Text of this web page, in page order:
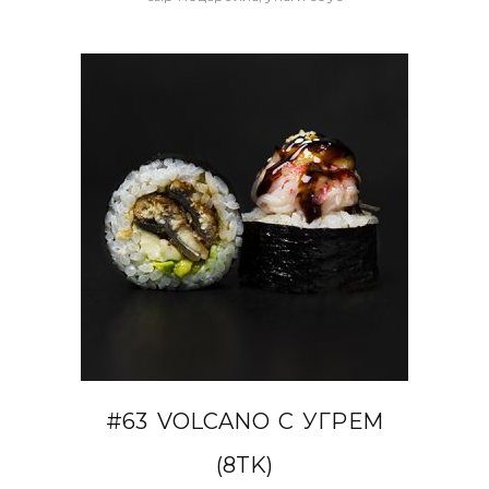
В КОРЗИНУ
#63 VOLCANO С УГРЕМ
(8TK)